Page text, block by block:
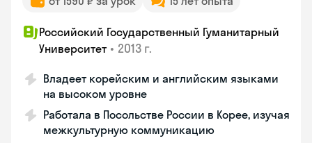
Российский Государственный Гуманитарный
Университет • 2013 г.
Владеет корейским и английским языками
на высоком уровне
Работала в Посольстве России в Корее, изучая
межкультурную коммуникацию